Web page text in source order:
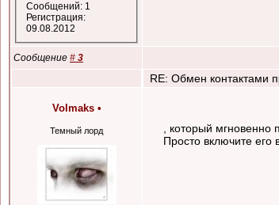
Сообщений: 1
Регистрация:
09.08.2012
Сообщение # 3
RE: Обмен контактами
Volmaks •
Темный лорд
, который мгновенно
Просто включите его